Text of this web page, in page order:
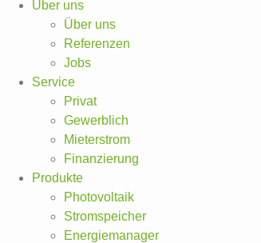
Über uns
Über uns
Referenzen
Jobs
Service
Privat
Gewerblich
Mieterstrom
Finanzierung
Produkte
Photovoltaik
Stromspeicher
Energiemanager